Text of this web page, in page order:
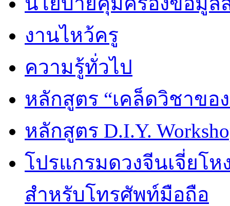
งานไหว้ครู
ความรู้ทั่วไป
หลักสูตร “เคล็ดวิชาขอ
หลักสูตร D.I.Y.
โปรแกรมดวงจีนเจี่ยโห
สำหรับโทรศัพท์มือถือ